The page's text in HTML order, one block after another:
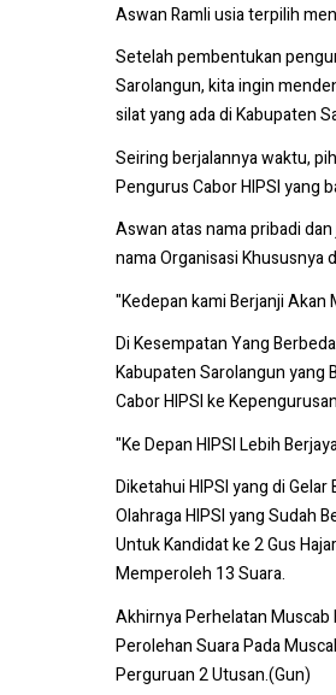
Aswan Ramli usia terpilih
Setelah pembentukan
Sarolangun, kita ingin
silat yang ada di Kabupaten
Seiring berjalannya waktu,
Pengurus Cabor HIPSI yang
Aswan atas nama pribadi
nama Organisasi Khususnya
"Kedepan kami Berjanji Akan
Di Kesempatan Yang
Kabupaten Sarolangun yang
Cabor HIPSI ke
"Ke Depan HIPSI Lebih
Diketahui HIPSI yang di
Olahraga HIPSI yang Sudah
Untuk Kandidat ke 2 Gus
Memperoleh 13 Suara.
Akhirnya Perhelatan Muscab
Perolehan Suara Pada
Perguruan 2 Utusan.(Gun)